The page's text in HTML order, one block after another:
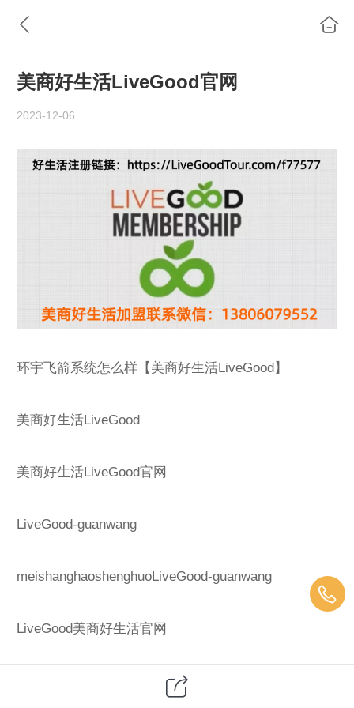
美商好生活LiveGood官网
2023-12-06
环宇飞箭系统怎么样【美商好生活LiveGood】
美商好生活LiveGood
美商好生活LiveGood官网
LiveGood-guanwang
meishanghaoshenghuoLiveGood-guanwang
LiveGood美商好生活官网
LiveGoodmeishanghaoshenghuo-guanwang